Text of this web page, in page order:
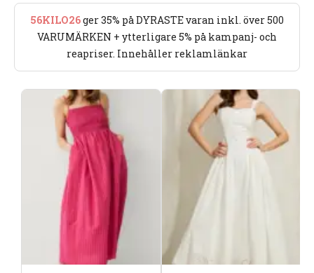
56KILO26ger 35% på DYRASTE varan inkl. över 500
VARUMÄRKEN + ytterligare 5% på kampanj- och
reapriser. Innehåller reklamlänkar